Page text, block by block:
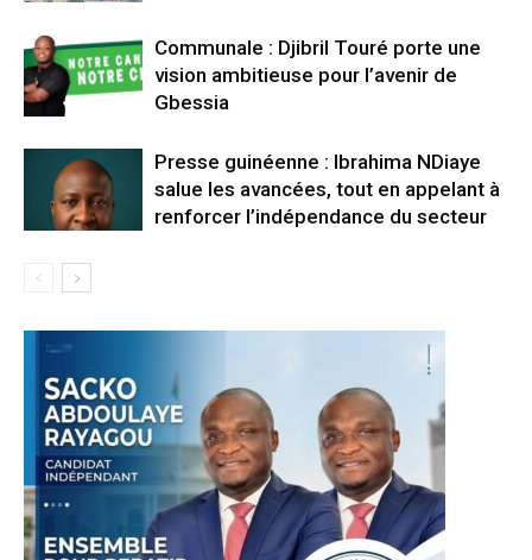
Communale : Djibril Touré porte une
vision ambitieuse pour l’avenir de
Gbessia
Presse guinéenne : Ibrahima NDiaye
salue les avancées, tout en appelant à
renforcer l’indépendance du secteur